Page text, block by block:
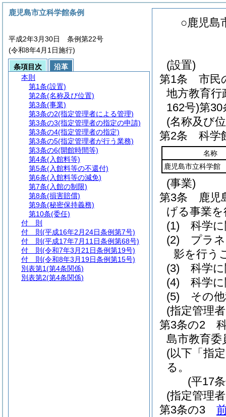
○鹿児島
(設置)
第1条
市民
地方教育
162号)第30
(名称及び
第2条
科学
名称
鹿児島市立科学館
(事業)
第3条
鹿児
げる事業
(1)
科学
(2)
プラ
影を行う
(3)
科学
(4)
科学
(5)
その
(指定管理
第3条の2
島市教育委
(以下「指
る。
(平17
(指定管理
第3条の3
鹿児島市立科学館条例
平成2年3月30日 条例第22号
(令和8年4月1日施行)
条項目次
沿革
本則
第1条(設置)
第2条(名称及び位置)
第3条(事業)
第3条の2(指定管理者による管理)
第3条の3(指定管理者の指定の申請)
第3条の4(指定管理者の指定)
第3条の5(指定管理者が行う業務)
第3条の6(開館時間等)
第4条(入館料等)
第5条(入館料等の不還付)
第6条(入館料等の減免)
第7条(入館の制限)
第8条(損害賠償)
第9条(秘密保持義務)
第10条(委任)
付 則
付 則 (平成16年2月24日条例第7号)
付 則 (平成17年7月11日条例第68号)
付 則 (令和7年3月21日条例第19号)
付 則 (令和8年3月19日条例第15号)
別表第1(第4条関係)
別表第2(第4条関係)